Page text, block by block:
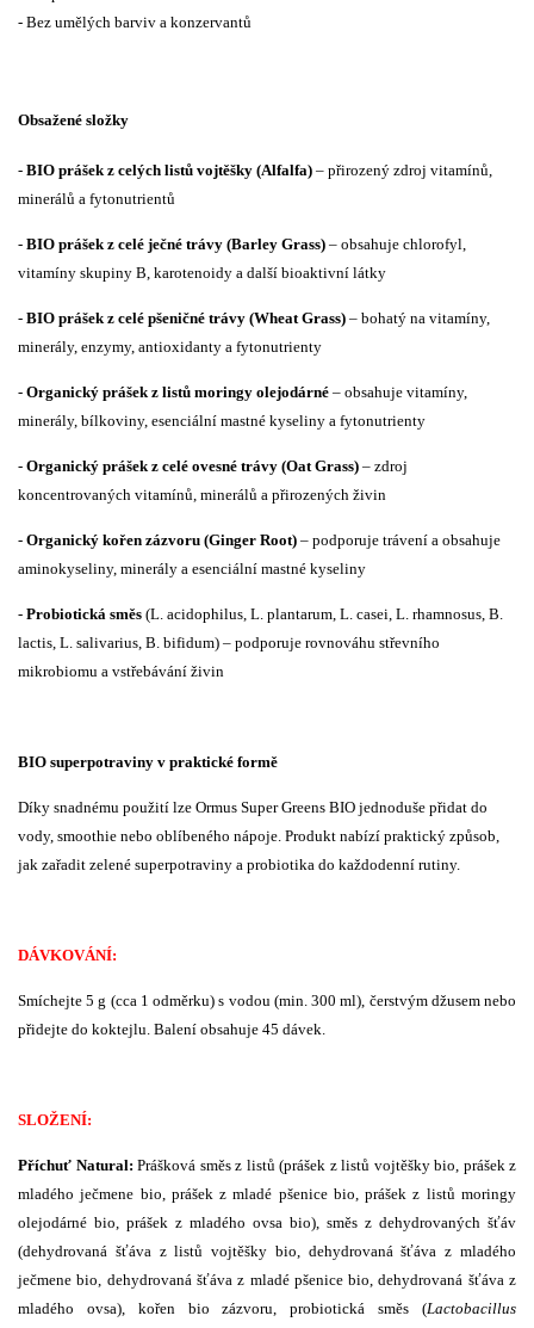
- Bez umělých barviv a konzervantů
Obsažené složky
- BIO prášek z celých listů vojtěšky (Alfalfa) – přirozený zdroj vitamínů,
minerálů a fytonutrientů
- BIO prášek z celé ječné trávy (Barley Grass) – obsahuje chlorofyl,
vitamíny skupiny B, karotenoidy a další bioaktivní látky
- BIO prášek z celé pšeničné trávy (Wheat Grass) – bohatý na vitamíny,
minerály, enzymy, antioxidanty a fytonutrienty
- Organický prášek z listů moringy olejodárné – obsahuje vitamíny,
minerály, bílkoviny, esenciální mastné kyseliny a fytonutrienty
- Organický prášek z celé ovesné trávy (Oat Grass) – zdroj
koncentrovaných vitamínů, minerálů a přirozených živin
- Organický kořen zázvoru (Ginger Root) – podporuje trávení a obsahuje
aminokyseliny, minerály a esenciální mastné kyseliny
- Probiotická směs (L. acidophilus, L. plantarum, L. casei, L. rhamnosus, B.
lactis, L. salivarius, B. bifidum) – podporuje rovnováhu střevního
mikrobiomu a vstřebávání živin
BIO superpotraviny v praktické formě
Díky snadnému použití lze Ormus Super Greens BIO jednoduše přidat do
vody, smoothie nebo oblíbeného nápoje. Produkt nabízí praktický způsob,
jak zařadit zelené superpotraviny a probiotika do každodenní rutiny.
DÁVKOVÁNÍ:
Smíchejte 5 g (cca 1 odměrku) s vodou (min. 300 ml), čerstvým džusem nebo
přidejte do koktejlu. Balení obsahuje 45 dávek.
SLOŽENÍ:
Příchuť Natural: Prášková směs z listů (prášek z listů vojtěšky bio, prášek z
mladého ječmene bio, prášek z mladé pšenice bio, prášek z listů moringy
olejodárné bio, prášek z mladého ovsa bio), směs z dehydrovaných šťáv
(dehydrovaná šťáva z listů vojtěšky bio, dehydrovaná šťáva z mladého
ječmene bio, dehydrovaná šťáva z mladé pšenice bio, dehydrovaná šťáva z
mladého ovsa), kořen bio zázvoru, probiotická směs (Lactobacillus